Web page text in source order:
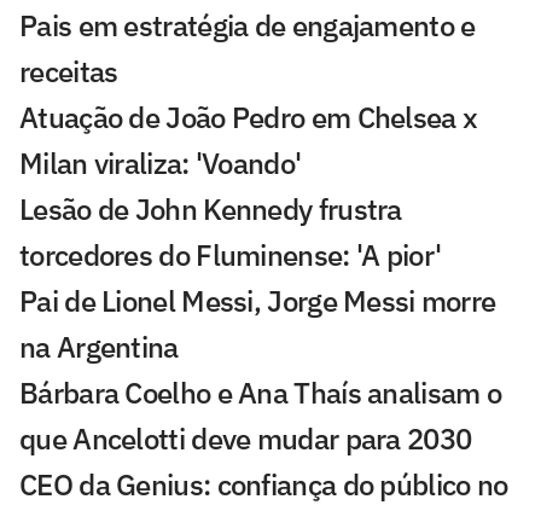
Pais em estratégia de engajamento e
receitas
Atuação de João Pedro em Chelsea x
Milan viraliza: 'Voando'
Lesão de John Kennedy frustra
torcedores do Fluminense: 'A pior'
Pai de Lionel Messi, Jorge Messi morre
na Argentina
Bárbara Coelho e Ana Thaís analisam o
que Ancelotti deve mudar para 2030
CEO da Genius: confiança do público no